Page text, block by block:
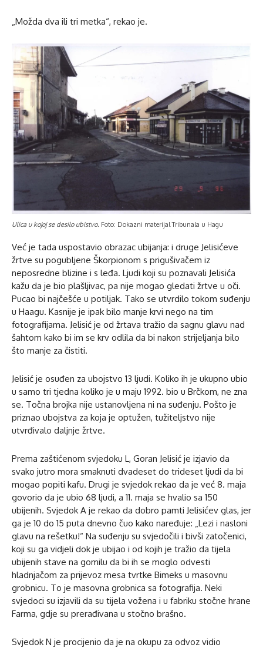
„Možda dva ili tri metka“, rekao je.
Ulica u kojoj se desilo ubistvo. Foto: Dokazni materijal Tribunala u Hagu
Već je tada uspostavio obrazac ubijanja: i druge Jelisićeve
žrtve su pogubljene Škorpionom s prigušivačem iz
neposredne blizine i s leđa. Ljudi koji su poznavali Jelisića
kažu da je bio plašljivac, pa nije mogao gledati žrtve u oči.
Pucao bi najčešće u potiljak. Tako se utvrdilo tokom suđenju
u Haagu. Kasnije je ipak bilo manje krvi nego na tim
fotografijama. Jelisić je od žrtava tražio da sagnu glavu nad
šahtom kako bi im se krv odlila da bi nakon strijeljanja bilo
što manje za čistiti.
Jelisić je osuđen za ubojstvo 13 ljudi. Koliko ih je ukupno ubio
u samo tri tjedna koliko je u maju 1992. bio u Brčkom, ne zna
se. Točna brojka nije ustanovljena ni na suđenju. Pošto je
priznao ubojstva za koja je optužen, tužiteljstvo nije
utvrđivalo daljnje žrtve.
Prema zaštićenom svjedoku L, Goran Jelisić je izjavio da
svako jutro mora smaknuti dvadeset do trideset ljudi da bi
mogao popiti kafu. Drugi je svjedok rekao da je već 8. maja
govorio da je ubio 68 ljudi, a 11. maja se hvalio sa 150
ubijenih. Svjedok A je rekao da dobro pamti Jelisićev glas, jer
ga je 10 do 15 puta dnevno čuo kako naređuje: „Lezi i nasloni
glavu na rešetku!“ Na suđenju su svjedočili i bivši zatočenici,
koji su ga vidjeli dok je ubijao i od kojih je tražio da tijela
ubijenih stave na gomilu da bi ih se moglo odvesti
hladnjačom za prijevoz mesa tvrtke Bimeks u masovnu
grobnicu. To je masovna grobnica sa fotografija. Neki
svjedoci su izjavili da su tijela vožena i u fabriku stočne hrane
Farma, gdje su prerađivana u stočno brašno.
Svjedok N je procijenio da je na okupu za odvoz vidio